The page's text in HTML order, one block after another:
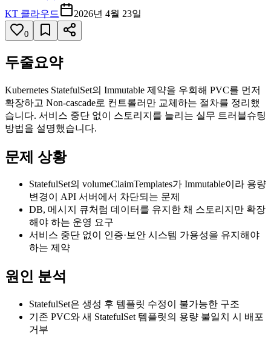
KT 클라우드 2026년 4월 23일
0
두줄요약
Kubernetes StatefulSet의 Immutable 제약을 우회해 PVC를 먼저
확장하고 Non-cascade로 컨트롤러만 교체하는 절차를 정리했
습니다. 서비스 중단 없이 스토리지를 늘리는 실무 트러블슈팅
방법을 설명했습니다.
문제 상황
StatefulSet의 volumeClaimTemplates가 Immutable이라 용량
변경이 API 서버에서 차단되는 문제
DB, 메시지 큐처럼 데이터를 유지한 채 스토리지만 확장
해야 하는 운영 요구
서비스 중단 없이 인증·보안 시스템 가용성을 유지해야
하는 제약
원인 분석
StatefulSet은 생성 후 템플릿 수정이 불가능한 구조
기존 PVC와 새 StatefulSet 템플릿의 용량 불일치 시 배포
거부